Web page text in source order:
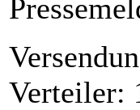
Verteiler: